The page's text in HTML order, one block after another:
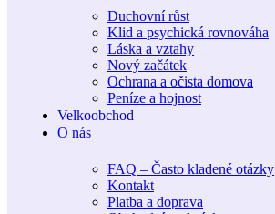
Duchovní růst
Klid a psychická rovnováha
Láska a vztahy
Nový začátek
Ochrana a očista domova
Peníze a hojnost
Velkoobchod
O nás
FAQ – Často kladené otázky
Kontakt
Platba a doprava